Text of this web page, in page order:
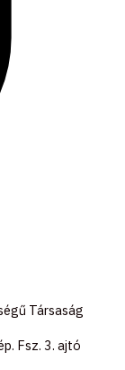
Társaság
Fsz. 3. ajtó